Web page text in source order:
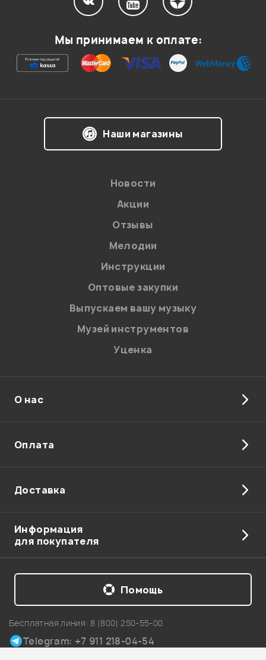
Мы принимаем к оплате:
Наши магазины
Новости
Акции
Отзывы
Мелодии
Инструкции
Оптовые закупки
Выпускаем вашу музыку
Музей инструментов
Уценка
О нас
Оплата
Доставка
Информация
для покупателя
Бесплатная линия: 8 (800) 250-55-00
Telegram: +7 911 218-04-54
Помощь